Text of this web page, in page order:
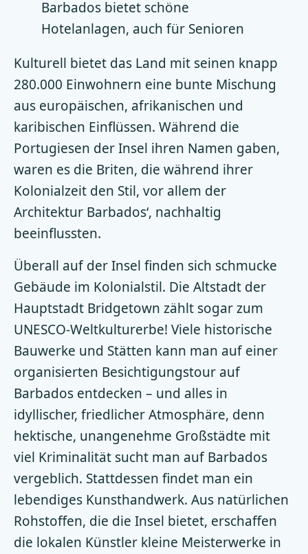
Barbados bietet schöne
Hotelanlagen, auch für Senioren
Kulturell bietet das Land mit seinen knapp
280.000 Einwohnern eine bunte Mischung
aus europäischen, afrikanischen und
karibischen Einflüssen. Während die
Portugiesen der Insel ihren Namen gaben,
waren es die Briten, die während ihrer
Kolonialzeit den Stil, vor allem der
Architektur Barbados‘, nachhaltig
beeinflussten.
Überall auf der Insel finden sich schmucke
Gebäude im Kolonialstil. Die Altstadt der
Hauptstadt Bridgetown zählt sogar zum
UNESCO-Weltkulturerbe! Viele historische
Bauwerke und Stätten kann man auf einer
organisierten Besichtigungstour auf
Barbados entdecken – und alles in
idyllischer, friedlicher Atmosphäre, denn
hektische, unangenehme Großstädte mit
viel Kriminalität sucht man auf Barbados
vergeblich. Stattdessen findet man ein
lebendiges Kunsthandwerk. Aus natürlichen
Rohstoffen, die die Insel bietet, erschaffen
die lokalen Künstler kleine Meisterwerke in